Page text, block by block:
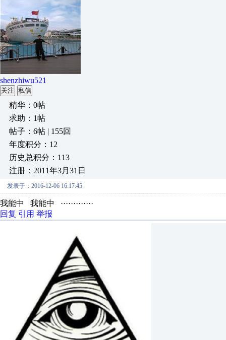
shenzhiwu521
关注 私信
精华：0帖
求助：1帖
帖子：6帖 | 155回
年度积分：12
历史总积分：113
注册：2011年3月31日
发表于：2016-12-06 16:17:45
我能中 我能中 ·············
回复 引用 举报